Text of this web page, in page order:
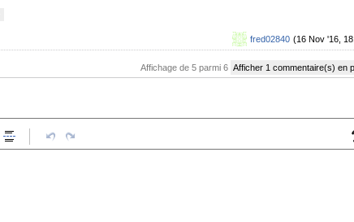
(16 Nov '16,
fred02840
Affichage de 5 parmi 6 Afficher 1 commentaire(s) en